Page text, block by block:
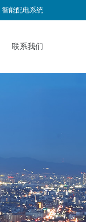
智能配电系统
联系我们